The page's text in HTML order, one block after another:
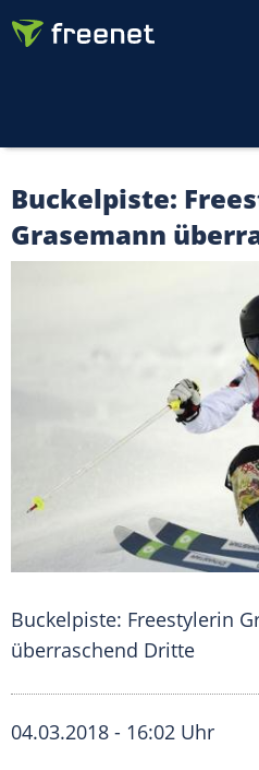
Buckelpiste:
Grasemann
Buckelpiste: Freestylerin
überraschend Dritte
04.03.2018 - 16:02 Uhr